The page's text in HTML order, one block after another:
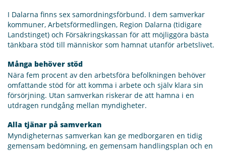
I Dalarna finns sex samordningsförbund. I dem samverkar
kommuner, Arbetsförmedlingen, Region Dalarna (tidigare
Landstinget) och Försäkringskassan för att möjliggöra bästa
tänkbara stöd till människor som hamnat utanför arbetslivet.
Många behöver stöd
Nära fem procent av den arbetsföra befolkningen behöver
omfattande stöd för att komma i arbete och själv klara sin
försörjning. Utan samverkan riskerar de att hamna i en
utdragen rundgång mellan myndigheter.
Alla tjänar på samverkan
Myndigheternas samverkan kan ge medborgaren en tidig
gemensam bedömning, en gemensam handlingsplan och en